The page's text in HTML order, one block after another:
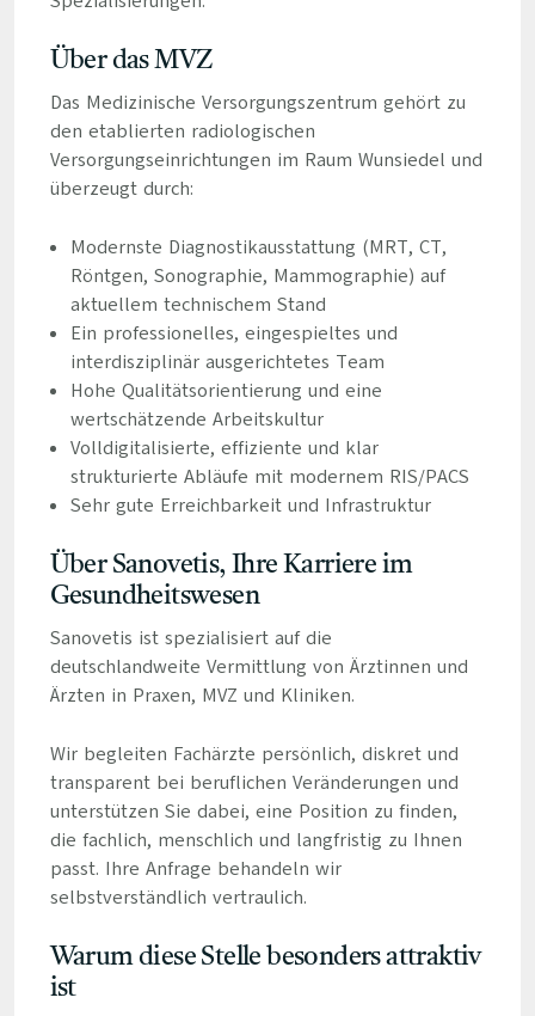
Über das MVZ
Das Medizinische Versorgungszentrum gehört zu
den etablierten radiologischen
Versorgungseinrichtungen im Raum Wunsiedel und
überzeugt durch:
Modernste Diagnostikausstattung (MRT, CT,
Röntgen, Sonographie, Mammographie) auf
aktuellem technischem Stand
Ein professionelles, eingespieltes und
interdisziplinär ausgerichtetes Team
Hohe Qualitätsorientierung und eine
wertschätzende Arbeitskultur
Volldigitalisierte, effiziente und klar
strukturierte Abläufe mit modernem RIS/PACS
Sehr gute Erreichbarkeit und Infrastruktur
Über Sanovetis, Ihre Karriere im
Gesundheitswesen
Sanovetis ist spezialisiert auf die
deutschlandweite Vermittlung von Ärztinnen und
Ärzten in Praxen, MVZ und Kliniken.
Wir begleiten Fachärzte persönlich, diskret und
transparent bei beruflichen Veränderungen und
unterstützen Sie dabei, eine Position zu finden,
die fachlich, menschlich und langfristig zu Ihnen
passt. Ihre Anfrage behandeln wir
selbstverständlich vertraulich.
Warum diese Stelle besonders attraktiv
ist